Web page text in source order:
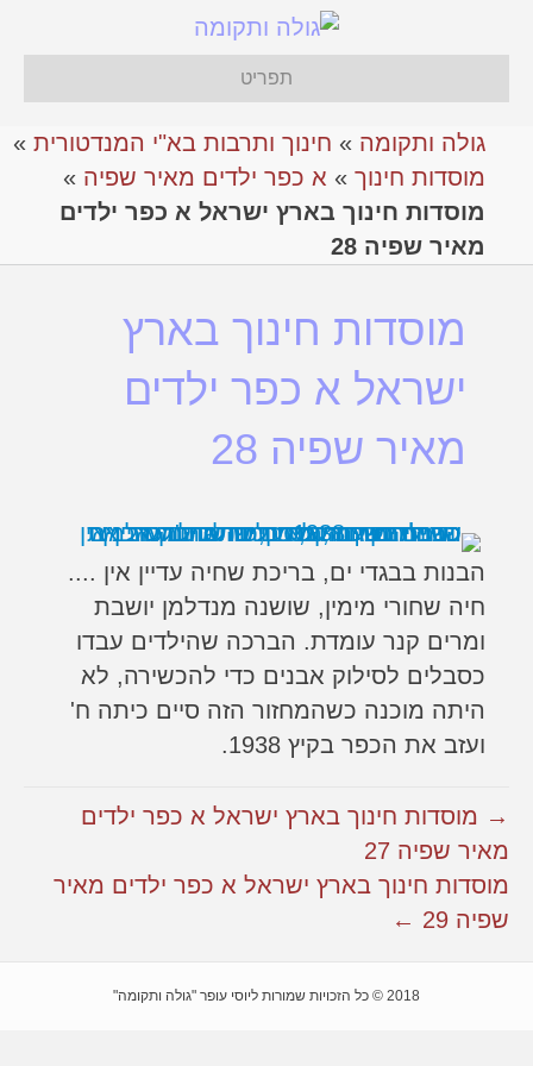
תפריט
גולה ותקומה » חינוך ותרבות בא"י המנדטורית »
מוסדות חינוך » א כפר ילדים מאיר שפיה »
מוסדות חינוך בארץ ישראל א כפר ילדים
מאיר שפיה 28
מוסדות חינוך בארץ
ישראל א כפר ילדים
מאיר שפיה 28
הבנות בבגדי ים, בריכת שחיה עדיין אין ....
חיה שחורי מימין, שושנה מנדלמן יושבת
ומרים קנר עומדת. הברכה שהילדים עבדו
כסבלים לסילוק אבנים כדי להכשירה, לא
היתה מוכנה כשהמחזור הזה סיים כיתה ח'
ועזב את הכפר בקיץ 1938.
→ מוסדות חינוך בארץ ישראל א כפר ילדים
מאיר שפיה 27
מוסדות חינוך בארץ ישראל א כפר ילדים מאיר
שפיה 29 ←
2018 © כל הזכויות שמורות ליוסי עופר "גולה ותקומה"